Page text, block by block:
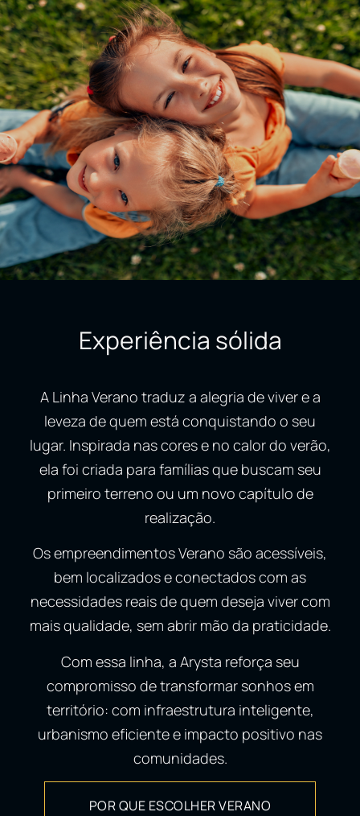
Experiência sólida
A Linha Verano traduz a alegria de viver e a
leveza de quem está conquistando o seu
lugar. Inspirada nas cores e no calor do verão,
ela foi criada para famílias que buscam seu
primeiro terreno ou um novo capítulo de
realização.
Os empreendimentos Verano são acessíveis,
bem localizados e conectados com as
necessidades reais de quem deseja viver com
mais qualidade, sem abrir mão da praticidade.
Com essa linha, a Arysta reforça seu
compromisso de transformar sonhos em
território: com infraestrutura inteligente,
urbanismo eficiente e impacto positivo nas
comunidades.
POR QUE ESCOLHER VERANO